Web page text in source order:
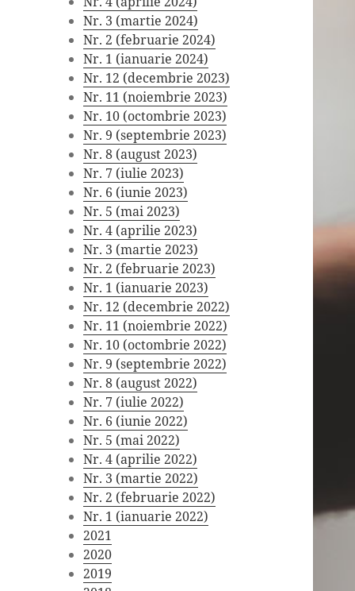
Nr. 3 (martie 2024)
Nr. 2 (februarie 2024)
Nr. 1 (ianuarie 2024)
Nr. 12 (decembrie 2023)
Nr. 11 (noiembrie 2023)
Nr. 10 (octombrie 2023)
Nr. 9 (septembrie 2023)
Nr. 8 (august 2023)
Nr. 7 (iulie 2023)
Nr. 6 (iunie 2023)
Nr. 5 (mai 2023)
Nr. 4 (aprilie 2023)
Nr. 3 (martie 2023)
Nr. 2 (februarie 2023)
Nr. 1 (ianuarie 2023)
Nr. 12 (decembrie 2022)
Nr. 11 (noiembrie 2022)
Nr. 10 (octombrie 2022)
Nr. 9 (septembrie 2022)
Nr. 8 (august 2022)
Nr. 7 (iulie 2022)
Nr. 6 (iunie 2022)
Nr. 5 (mai 2022)
Nr. 4 (aprilie 2022)
Nr. 3 (martie 2022)
Nr. 2 (februarie 2022)
Nr. 1 (ianuarie 2022)
2021
2020
2019